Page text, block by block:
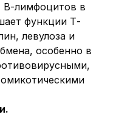
В-лимфоцитов в
функции Т-
левулоза и
особенно в